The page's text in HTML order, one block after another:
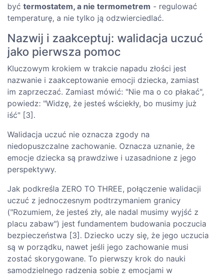
być termostatem, a nie termometrem - regulować
temperaturę, a nie tylko ją odzwierciedlać.
Nazwij i zaakceptuj: walidacja uczuć
jako pierwsza pomoc
Kluczowym krokiem w trakcie napadu złości jest
nazwanie i zaakceptowanie emocji dziecka, zamiast
im zaprzeczać. Zamiast mówić: "Nie ma o co płakać",
powiedz: "Widzę, że jesteś wściekły, bo musimy już
iść" [3].
Walidacja uczuć nie oznacza zgody na
niedopuszczalne zachowanie. Oznacza uznanie, że
emocje dziecka są prawdziwe i uzasadnione z jego
perspektywy.
Jak podkreśla ZERO TO THREE, połączenie walidacji
uczuć z jednoczesnym podtrzymaniem granicy
("Rozumiem, że jesteś zły, ale nadal musimy wyjść z
placu zabaw") jest fundamentem budowania poczucia
bezpieczeństwa [3]. Dziecko uczy się, że jego uczucia
są w porządku, nawet jeśli jego zachowanie musi
zostać skorygowane. To pierwszy krok do nauki
samodzielnego radzenia sobie z emocjami w